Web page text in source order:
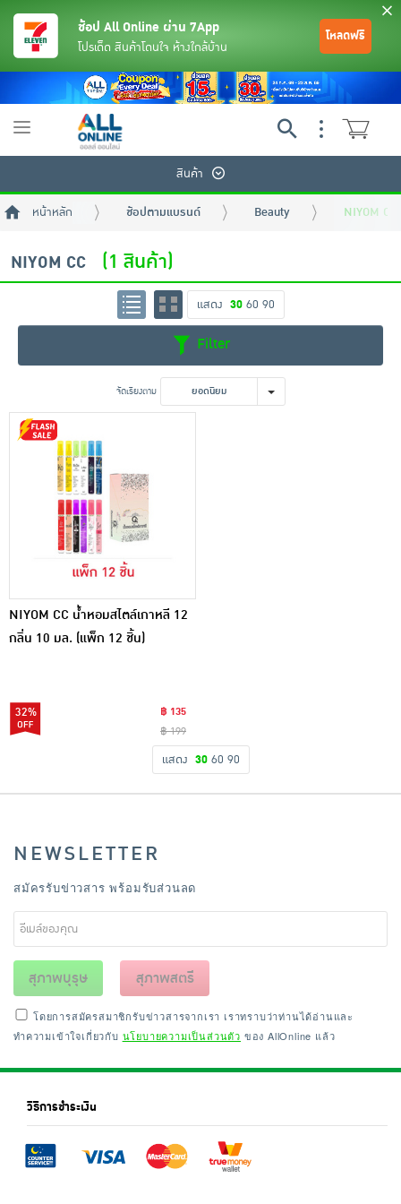
เครื่องปรุงรสและของแห้ง
ขนมขบเคี้ยว และช็อคโกแลต
อาหารสด ผัก ผลไม้และเบเกอรี่
ช้อป All Online ผ่าน 7App
โปรเด็ด สินค้าโดนใจ ห้างใกล้บ้าน
โหลดฟรี
Toggle
สินค้า
หน้าหลัก ช้อปตามแบรนด์ Beauty NIYOM CC
NIYOM CC (1 สินค้า)
แสดง 30 60 90
Filter
จัดเรียงตาม ยอดนิยม
NIYOM CC น้ำหอมสไตล์เกาหลี 12
กลิ่น 10 มล. (แพ็ก 12 ชิ้น)
32%
฿ 135
฿ 199
แสดง 30 60 90
NEWSLETTER
สมัครรับข่าวสาร พร้อมรับส่วนลด
สุภาพบุรุษ สุภาพสตรี
โดยการสมัครสมาชิกรับข่าวสารจากเรา เราทราบว่าท่านได้อ่านและ
ทำความเข้าใจเกี่ยวกับ นโยบายความเป็นส่วนตัว ของ AllOnline แล้ว
วิธีการชำระเงิน